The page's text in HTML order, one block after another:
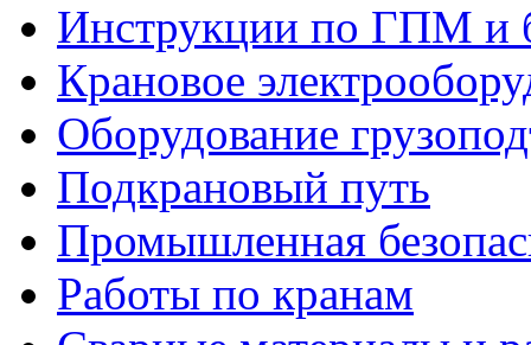
Инструкции по ГПМ и
Крановое
Оборудование
Подкрановый путь
Промышленная
Работы по кранам